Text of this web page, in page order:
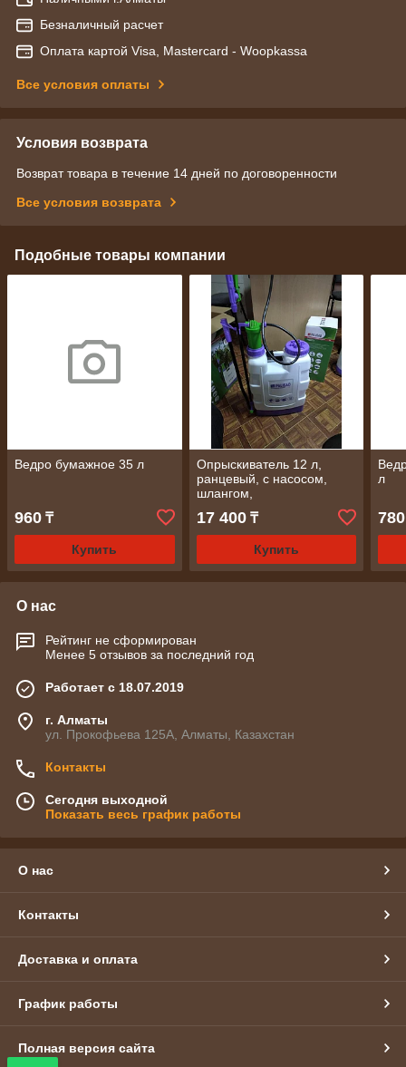
Безналичный расчет
Оплата картой Visa, Mastercard - Woopkassa
Все условия оплаты
Условия возврата
Возврат товара в течение 14 дней по договоренности
Все условия возврата
Подобные товары компании
Ведро бумажное 35 л
960 ₸
Купить
Опрыскиватель 12 л,
ранцевый, с насосом,
шлангом,
разбрызгивателем//
Palisad
17 400₸
Купить
л
780
О нас
Рейтинг не сформирован
Менее 5 отзывов за последний год
Работает с 18.07.2019
г. Алматы
ул. Прокофьева 125А, Алматы, Казахстан
Контакты
Сегодня выходной
Показать весь график работы
О нас
Контакты
Доставка и оплата
График работы
Полная версия сайта